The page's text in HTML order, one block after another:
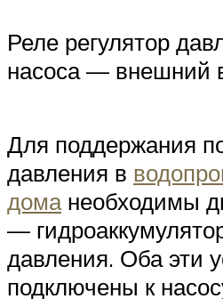
Реле регулятор
насоса — внешний
Для поддержания
давления в
доманеобходимы
—
давления. Оба эти
подключены к